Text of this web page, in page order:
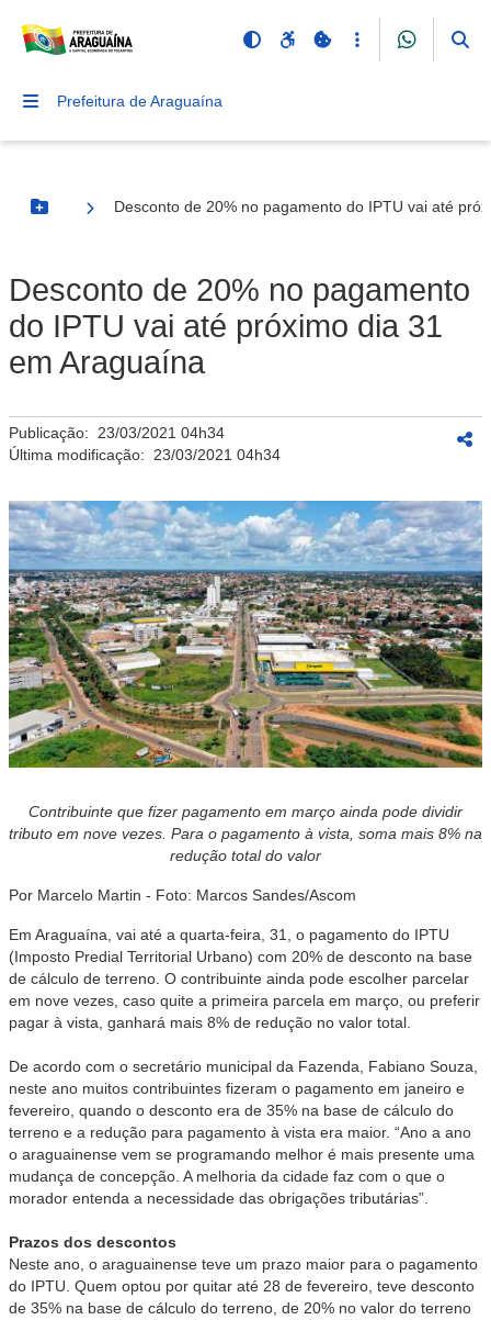
Prefeitura de Araguaína
Botão Menu
Desconto de 20% no pagamento do IPTU vai até
Desconto de 20% no pagamento
do IPTU vai até próximo dia 31
em Araguaína
Publicação: 23/03/2021 04h34
Última modificação: 23/03/2021 04h34
Contribuinte que fizer pagamento em março ainda pode dividir
tributo em nove vezes. Para o pagamento à vista, soma mais 8% na
redução total do valor
Por Marcelo Martin - Foto: Marcos Sandes/Ascom
Em Araguaína, vai até a quarta-feira, 31, o pagamento do IPTU
(Imposto Predial Territorial Urbano) com 20% de desconto na base
de cálculo de terreno. O contribuinte ainda pode escolher parcelar
em nove vezes, caso quite a primeira parcela em março, ou preferir
pagar à vista, ganhará mais 8% de redução no valor total.
De acordo com o secretário municipal da Fazenda, Fabiano Souza,
neste ano muitos contribuintes fizeram o pagamento em janeiro e
fevereiro, quando o desconto era de 35% na base de cálculo do
terreno e a redução para pagamento à vista era maior. “Ano a ano
o araguainense vem se programando melhor é mais presente uma
mudança de concepção. A melhoria da cidade faz com o que o
morador entenda a necessidade das obrigações tributárias”.
Prazos dos descontos
Neste ano, o araguainense teve um prazo maior para o pagamento
do IPTU. Quem optou por quitar até 28 de fevereiro, teve desconto
de 35% na base de cálculo do terreno, de 20% no valor do terreno